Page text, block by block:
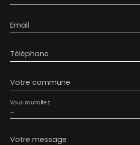
Email
Téléphone
Votre commune
-
Vous souhaitez
Votre message